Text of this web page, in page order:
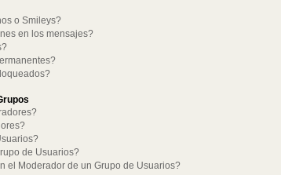
o Smileys?
en los mensajes?
de Usuarios?
Moderador de un Grupo de Usuarios?